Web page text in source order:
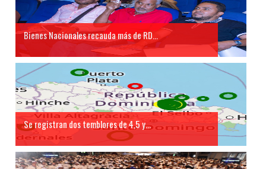
Bienes Nacionales recauda más de RD...
Se registran dos temblores de 4,5 y...